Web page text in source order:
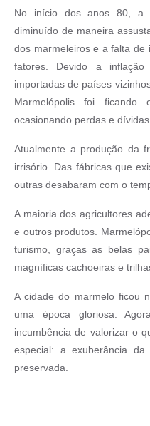
No início dos anos 80, a
diminuído de maneira
dos marmeleiros e a falta de
fatores. Devido a
importadas de países
Marmelópolis foi
ocasionando perdas e
Atualmente a produção da
irrisório. Das fábricas que
outras desabaram com o
A maioria dos agricultores
e outros produtos.
turismo, graças as belas
magníficas cachoeiras e
A cidade do marmelo ficou
uma época gloriosa.
incumbência de valorizar o
especial: a exuberância
preservada.